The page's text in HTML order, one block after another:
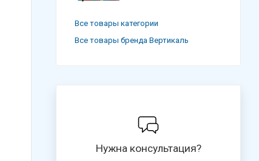
Все товары категории
Все товары бренда Вертикаль
Нужна консультация?